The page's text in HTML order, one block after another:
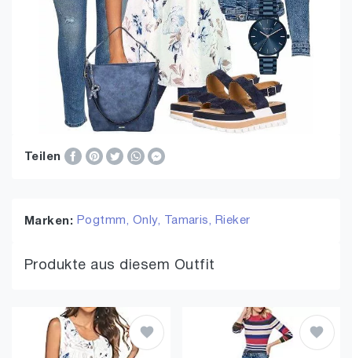
Teilen
Marken: Pogtmm, Only, Tamaris, Rieker
Produkte aus diesem Outfit